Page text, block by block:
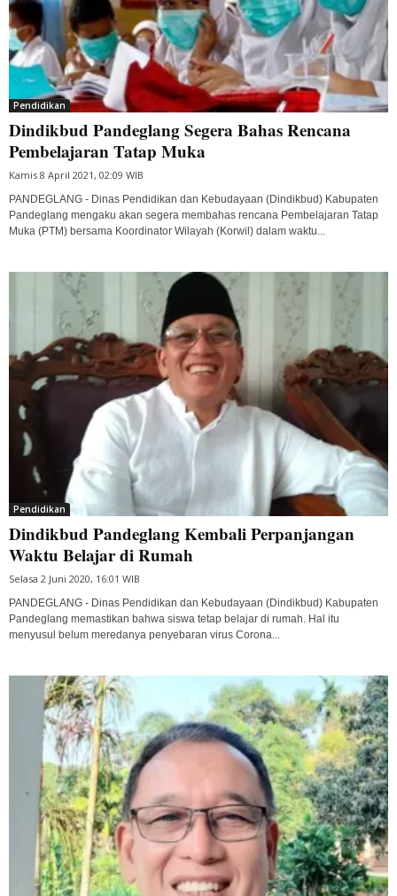
Pendidikan
Dindikbud Pandeglang Segera Bahas Rencana
Pembelajaran Tatap Muka
Kamis 8 April 2021, 02:09 WIB
PANDEGLANG - Dinas Pendidikan dan Kebudayaan (Dindikbud) Kabupaten
Pandeglang mengaku akan segera membahas rencana Pembelajaran Tatap
Muka (PTM) bersama Koordinator Wilayah (Korwil) dalam waktu...
Pendidikan
Dindikbud Pandeglang Kembali Perpanjangan
Waktu Belajar di Rumah
Selasa 2 Juni 2020, 16:01 WIB
PANDEGLANG - Dinas Pendidikan dan Kebudayaan (Dindikbud) Kabupaten
Pandeglang memastikan bahwa siswa tetap belajar di rumah. Hal itu
menyusul belum meredanya penyebaran virus Corona...